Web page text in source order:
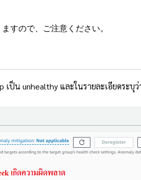
すので、ご注意ください。
ป็น unhealthy และในรายละเอียดระบุว่